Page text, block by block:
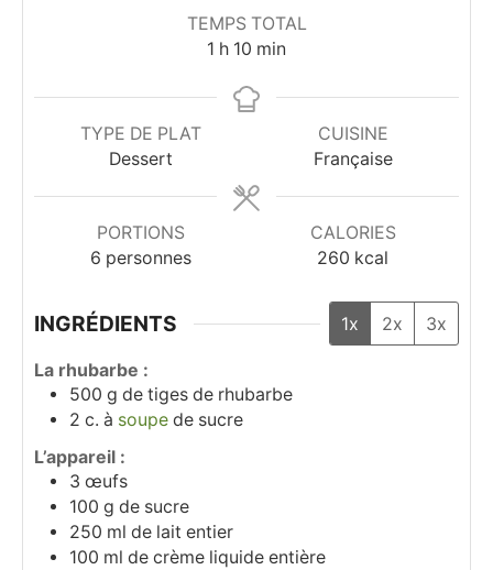
TEMPS TOTAL
1 heure
h 10 minutes
min
TYPE DE PLAT
Dessert
CUISINE
Française
PORTIONS
6 personnes
CALORIES
260 kcal
INGRÉDIENTS 1x 2x 3x
La rhubarbe :
500 g de tiges de rhubarbe
2 c. à soupe de sucre
L’appareil :
3 œufs
100 g de sucre
250 ml de lait entier
100 ml de crème liquide entière